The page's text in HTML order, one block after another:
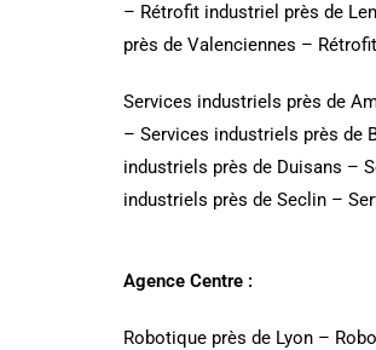
– Rétrofit industriel près de
près de Valenciennes –
Services industriels près de
– Services industriels près de
industriels près de Duisans –
industriels près de Seclin –
Agence Centre :
Robotique près de Lyon –